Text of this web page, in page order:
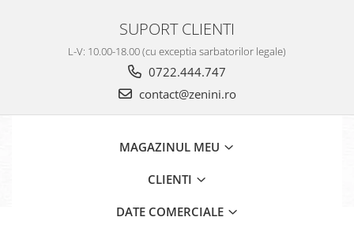
SUPORT CLIENTI
L-V: 10.00-18.00 (cu exceptia sarbatorilor legale)
0722.444.747
contact@zenini.ro
MAGAZINUL MEU
CLIENTI
DATE COMERCIALE